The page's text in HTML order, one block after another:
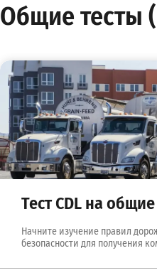
Общие тесты
Тест CDL на
Начните изучение правил
безопасности для получения